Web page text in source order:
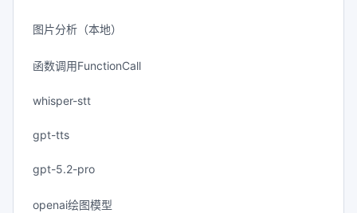
图片分析（本地）
函数调用FunctionCall
whisper-stt
gpt-tts
gpt-5.2-pro
openai绘图模型